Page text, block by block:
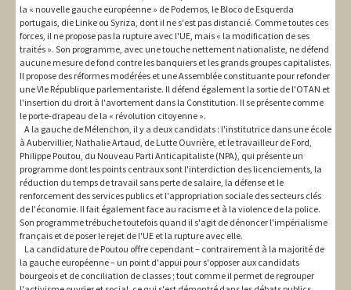
la « nouvelle gauche européenne » de Podemos, le Bloco de Esquerda
portugais, die Linke ou Syriza, dont il ne s'est pas distancié. Comme toutes ces
forces, il ne propose pas la rupture avec l'UE, mais « la modification de ses
traités ». Son programme, avec une touche nettement nationaliste, ne défend
aucune mesure de fond contre les banquiers et les grands groupes capitalistes.
Il propose des réformes modérées et une Assemblée constituante pour refonder
une VIe République parlementariste. Il défend également la sortie de l'OTAN et
l'insertion du droit à l'avortement dans la Constitution. Il se présente comme
le porte-drapeau de la « révolution citoyenne ».
A la gauche de Mélenchon, il y a deux candidats : l'institutrice dans une école
à Aubervillier, Nathalie Artaud, de Lutte Ouvrière, et le travailleur de Ford,
Philippe Poutou, du Nouveau Parti Anticapitaliste (NPA), qui présente un
programme dont les points centraux sont l'interdiction des licenciements, la
réduction du temps de travail sans perte de salaire, la défense et le
renforcement des services publics et l'appropriation sociale des secteurs clés
de l'économie. Il fait également face au racisme et à la violence de la police.
Son programme trébuche toutefois quand il s'agit de dénoncer l'impérialisme
français et de poser le rejet de l'UE et la rupture avec elle.
La candidature de Poutou offre cependant – contrairement à la majorité de
la gauche européenne – un point d'appui pour s'opposer aux candidats
bourgeois et de conciliation de classes ; tout comme il permet de regrouper